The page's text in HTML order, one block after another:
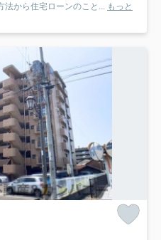
法から住宅ローンのこと... もっと